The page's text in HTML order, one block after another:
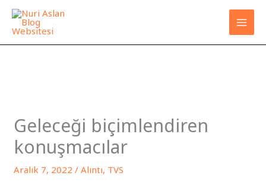
İçeriğe
atla
Geleceği biçimlendiren
konuşmacılar
Aralık 7, 2022/Alıntı, TVS